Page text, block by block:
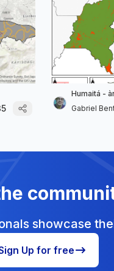
Humaitá -
Gabriel
showcase
Up for free